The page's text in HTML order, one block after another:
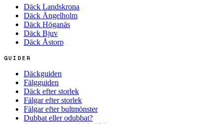
Däck Landskrona
Däck Ängelholm
Däck Höganäs
Däck Bjuv
Däck Åstorp
GUIDER
Däckguiden
Fälgguiden
Däck efter storlek
Fälgar efter storlek
Fälgar efter bultmönster
Dubbat eller odubbat?